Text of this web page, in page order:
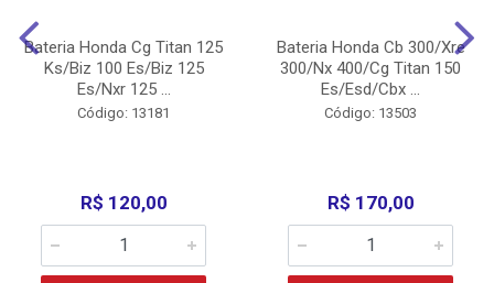
Bateria Honda Cg Titan 125
Ks/Biz 100 Es/Biz 125
Es/Nxr 125 ...
Código: 13181
R$ 120,00
Bateria Honda Cb 300/Xre
300/Nx 400/Cg Titan 150
Es/Esd/Cbx ...
Código: 13503
R$ 170,00